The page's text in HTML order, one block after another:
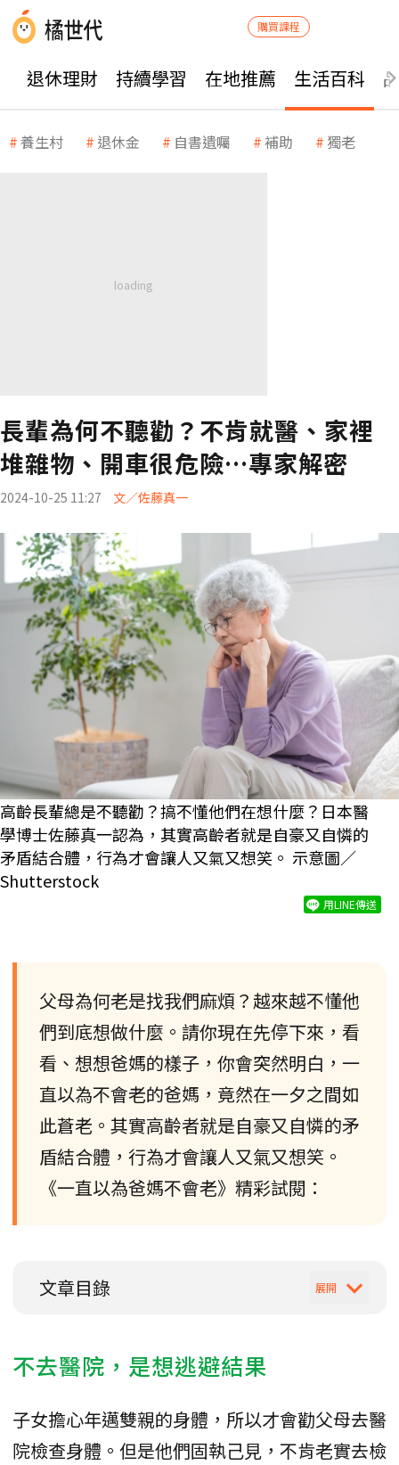
購買課程
退休理財 持續學習 在地推薦 生活百科
養生村 退休金 自書遺囑 補助 獨老
長輩為何不聽勸？不肯就醫、家裡
堆雜物、開車很危險…專家解密
2024-10-25 11:27 文／佐藤真一
高齡長輩總是不聽勸？搞不懂他們在想什麼？日本醫
學博士佐藤真一認為，其實高齡者就是自豪又自憐的
矛盾結合體，行為才會讓人又氣又想笑。 示意圖／
Shutterstock
用LINE傳送
父母為何老是找我們麻煩？越來越不懂他
們到底想做什麼。請你現在先停下來，看
看、想想爸媽的樣子，你會突然明白，一
直以為不會老的爸媽，竟然在一夕之間如
此蒼老。其實高齡者就是自豪又自憐的矛
盾結合體，行為才會讓人又氣又想笑。
《一直以為爸媽不會老》精彩試閱：
文章目錄
不去醫院，是想逃避結果
子女擔心年邁雙親的身體，所以才會勸父母去醫
院檢查身體。但是他們固執己見，不肯老實去檢